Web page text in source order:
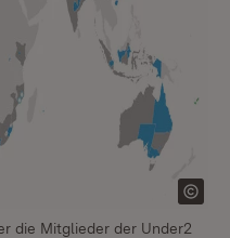
die Mitglieder der Under2